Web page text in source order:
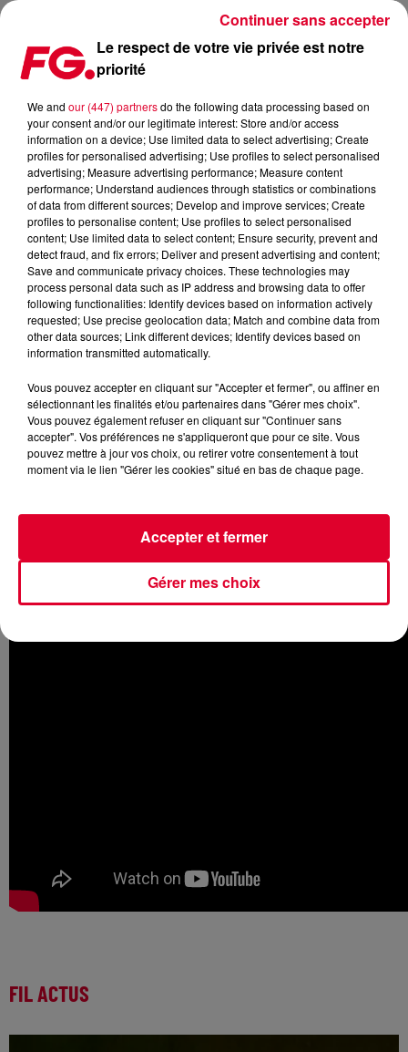
LE NOUVEAU STONE VAN BROOKEN
Publié : 26 février 2020 à 6h39 par Antony Harari
FG aime la scène Houseet bien sûr la jeune scène
près le parcours de Stone Van Brooken.Récemment il
Decisions, et il enchaîne à présent avec
Lucky Together. Une House bien groovy et happy de la
part de celui qui a remporté le concours Révélation FG en
2018.
FIL ACTUS
Le respect de votre vie privée est notre
priorité
We and our (447) partnersdo the following data processing based on
your consent and/or our legitimate interest: Store and/or access
information on a device; Use limited data to select advertising; Create
profiles for personalised advertising; Use profiles to select personalised
advertising; Measure advertising performance; Measure content
performance; Understand audiences through statistics or combinations
of data from different sources; Develop and improve services; Create
profiles to personalise content; Use profiles to select personalised
content; Use limited data to select content; Ensure security, prevent and
detect fraud, and fix errors; Deliver and present advertising and content;
Save and communicate privacy choices. These technologies may
process personal data such as IP address and browsing data to offer
following functionalities: Identify devices based on information actively
requested; Use precise geolocation data; Match and combine data from
other data sources; Link different devices; Identify devices based on
information transmitted automatically.
Vous pouvez accepter en cliquant sur "Accepter et fermer", ou affiner en
sélectionnant les finalités et/ou partenaires dans "Gérer mes choix".
Vous pouvez également refuser en cliquant sur "Continuer sans
accepter". Vos préférences ne s'appliqueront que pour ce site. Vous
pouvez mettre à jour vos choix, ou retirer votre consentement à tout
moment via le lien "Gérer les cookies" situé en bas de chaque page.
Gérer mes choix
Accepter et fermer
Continuer sans accepter